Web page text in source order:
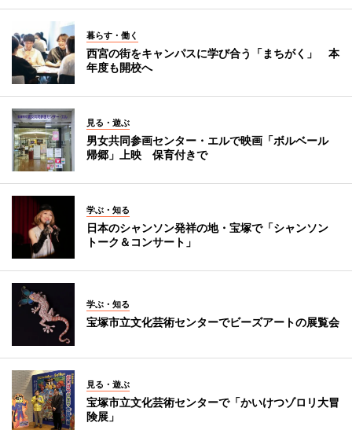
暮らす・働く
西宮の街をキャンパスに学び合う「まちがく」 本
年度も開校へ
見る・遊ぶ
男女共同参画センター・エルで映画「ボルベール
帰郷」上映 保育付きで
学ぶ・知る
日本のシャンソン発祥の地・宝塚で「シャンソン
トーク＆コンサート」
学ぶ・知る
宝塚市立文化芸術センターでビーズアートの展覧会
見る・遊ぶ
宝塚市立文化芸術センターで「かいけつゾロリ大冒
険展」